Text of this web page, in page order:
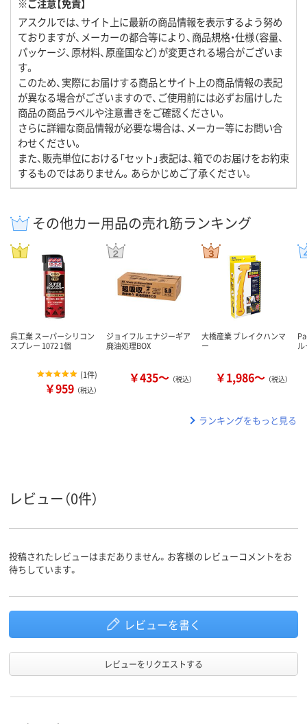
※ご注意【免責】
アスクルでは、サイト上に最新の商品情報を表示するよう努め
ておりますが、メーカーの都合等により、商品規格・仕様（容量、
パッケージ、原材料、原産国など）が変更される場合がございま
す。
このため、実際にお届けする商品とサイト上の商品情報の表記
が異なる場合がございますので、ご使用前には必ずお届けした
商品の商品ラベルや注意書きをご確認ください。
さらに詳細な商品情報が必要な場合は、メーカー等にお問い合
わせください。
また、販売単位における「セット」表記は、箱でのお届けをお約束
するものではありません。あらかじめご了承ください。
その他カー用品の売れ筋ランキング
呉工業 スーパーシリコン
スプレー 1072 1個
(1件)
￥959 （税込）
ジョイフル エナジーギア
廃油処理BOX
￥435～ （税込）
大橋産業 ブレイクハンマ
ー
￥1,986～ （税込）
ランキングをもっと見る
レビュー（0件）
投稿されたレビューはまだありません。お客様のレビューコメントをお
待ちしています。
レビューを書く
レビューをリクエストする